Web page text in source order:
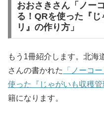
おおさきさん「ノー
る！QRを使った『
リ』の作り方」
もう1冊紹介します。北海
さんの書かれた
「ノーコ
使った『じゃがいも収穫管
籍になります。